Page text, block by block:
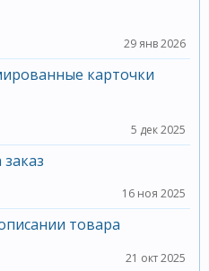
29 янв 2026
карточки
5 дек 2025
16 ноя 2025
товара
21 окт 2025